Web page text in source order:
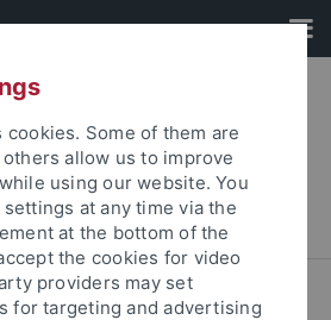
Downloads
cookies. Some of them are
allow us to improve
using our website. You
at any time via the
at the bottom of the
the cookies for video
providers may set
for targeting and advertising